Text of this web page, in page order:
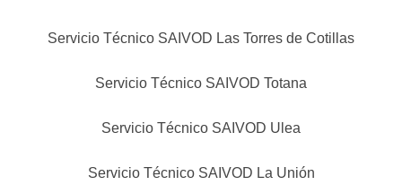
Servicio Técnico SAIVOD Las Torres de Cotillas
Servicio Técnico SAIVOD Totana
Servicio Técnico SAIVOD Ulea
Servicio Técnico SAIVOD La Unión